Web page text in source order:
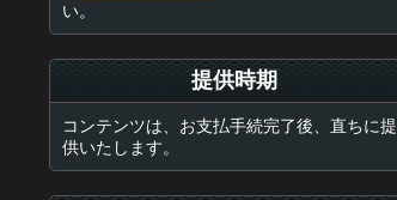
い。
提供時期
コンテンツは、お支払手続完了後、直ちに提
供いたします。